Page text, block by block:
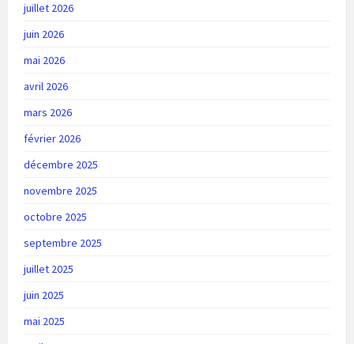
juillet 2026
juin 2026
mai 2026
avril 2026
mars 2026
février 2026
décembre 2025
novembre 2025
octobre 2025
septembre 2025
juillet 2025
juin 2025
mai 2025